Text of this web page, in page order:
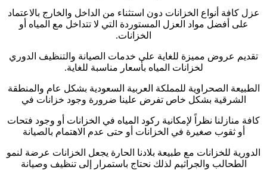
عزل كافة أنواع الخزانات دون استثناء من الداخل والخارج بالاعتماد
على أفضل مواد العزل المستوردة التي لا تتداخل مع المياه أو
الخزانات.
تقديم عروض مميزة للغاية على خدمات الصيانة والتنظيف الدوري
لخزانات المياه بأسعار مناسبة للغاية.
الطبيعة الصحراوية للمملكة العربية السعودية بشكل عام والمنطقة
الشرقية بشكل خاص تفرض علينا ضرورة وجود خزانات في
كافة منازلنا نظراً لإمكانية ركود المياه في الخزانات أو وجود فتحات
أو ثقوب صغيرة في الخزانات أو حتى عدم الاهتمام بالصيانة
الدورية للخزانات مع طبيعة بلادنا الحارة يجعل الخزانات عرضة لنمو
الطحالب والجراثيم لذلك نحتاج باستمرار إلى تنظيف وصيانة